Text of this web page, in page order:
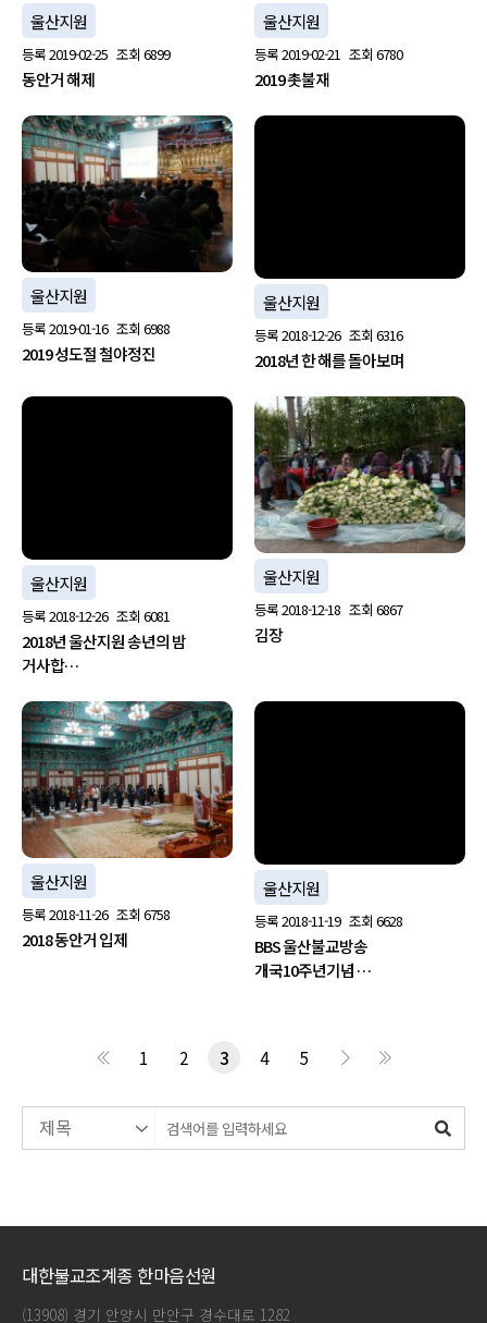
울산지원
등록2019-02-25 조회 6899
동안거 해제
울산지원
등록2019-02-21 조회 6780
2019 촛불재
울산지원
등록2019-01-16 조회 6988
2019 성도절 철야정진
울산지원
등록2018-12-26 조회 6316
2018년 한 해를 돌아보며
울산지원
등록2018-12-26 조회 6081
2018년 울산지원 송년의 밤
거사합…
울산지원
등록2018-12-18 조회 6867
김장
울산지원
등록2018-11-26 조회 6758
2018 동안거 입제
울산지원
등록2018-11-19 조회 6628
BBS 울산불교방송
개국10주년기념 …
1 2 3 4 5
대한불교조계종 한마음선원
(13908) 경기 안양시 만안구 경수대로 1282